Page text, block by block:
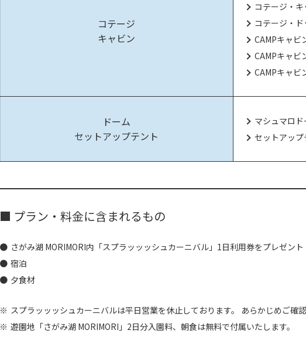
コテージ
キャビン
コテージ・
コテージ・
CAMPキャビ
CAMPキャビ
CAMPキャビ
ドーム
セットアップテント
マシュマロ
セットアッ
■ プラン・料金に含まれるもの
さがみ湖 MORIMORI内「スプラッッッシュカーニバル」1日利用券をプレゼント
宿泊
夕食材
スプラッッッシュカーニバルは平日営業を休止しております。 あらかじめご確
遊園地「さがみ湖 MORIMORI」2日分入園料、朝食は無料で付属いたします。